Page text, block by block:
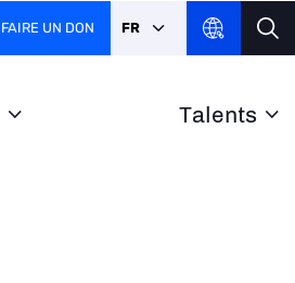
Talents
FAIRE UN DON FR